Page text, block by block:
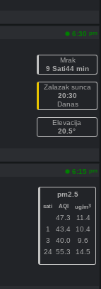
6:30 pm
Mrak
9 Sati44 min
Zalazak sunca
20:30
Danas
Elevacija
20.5°
6:15 pm
pm2.5
sati AQI ug/m3
47.3
11.4
1
43.4
10.4
3
40.0
9.6
24 55.3 14.5